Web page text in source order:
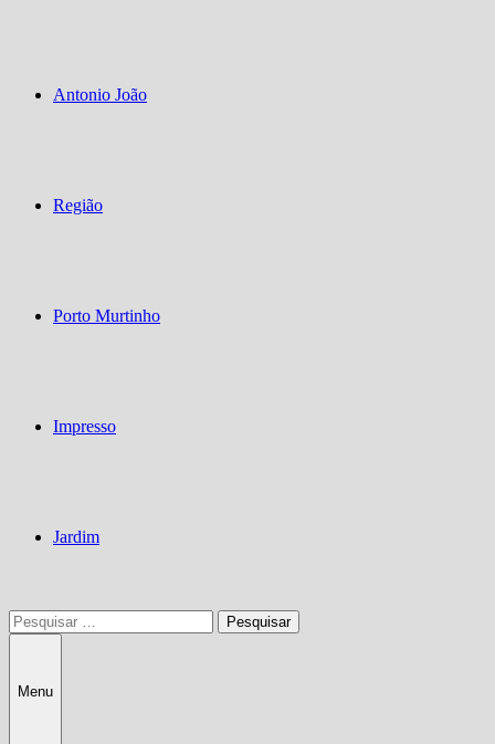
Antonio João
Região
Porto Murtinho
Impresso
Jardim
Pesquisar
por:
Menu